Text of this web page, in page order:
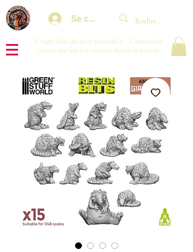
Se connecter
Congés d'été du 29/07 au 10/08/26 : Commandes
traitées une fois par semaine durant la période.